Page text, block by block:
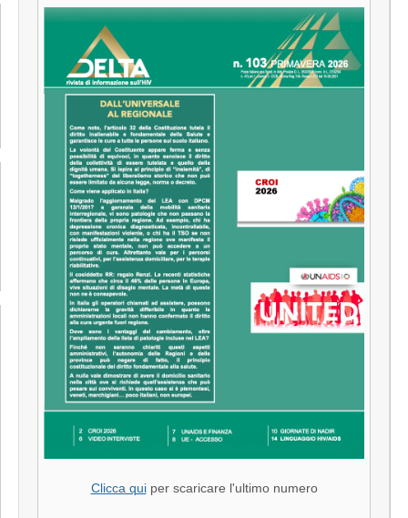
Clicca quiper scaricare l'ultimo numero